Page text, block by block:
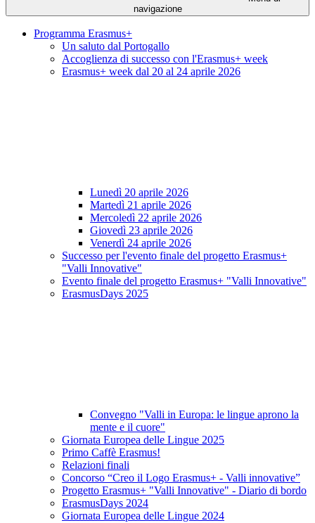
navigazione
Programma Erasmus+
Un saluto dal Portogallo
Accoglienza di successo con l'Erasmus+ week
Erasmus+ week dal 20 al 24 aprile 2026
Lunedì 20 aprile 2026
Martedì 21 aprile 2026
Mercoledì 22 aprile 2026
Giovedì 23 aprile 2026
Venerdì 24 aprile 2026
Successo per l'evento finale del progetto Erasmus+
"Valli Innovative"
Evento finale del progetto Erasmus+ "Valli Innovative"
ErasmusDays 2025
Convegno "Valli in Europa: le lingue aprono la
mente e il cuore"
Giornata Europea delle Lingue 2025
Primo Caffè Erasmus!
Relazioni finali
Concorso “Creo il Logo Erasmus+ - Valli innovative”
Progetto Erasmus+ "Valli Innovative" - Diario di bordo
ErasmusDays 2024
Giornata Europea delle Lingue 2024